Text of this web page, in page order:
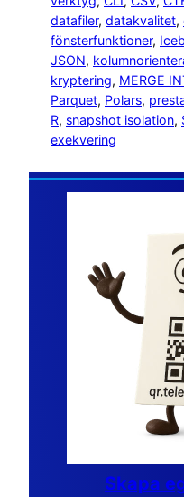
datafiler, datakvalitet,
fönsterfunktioner,
JSON,
kryptering, MERGE
Parquet, Polars,
R, snapshot isolation,
exekvering
Skapa